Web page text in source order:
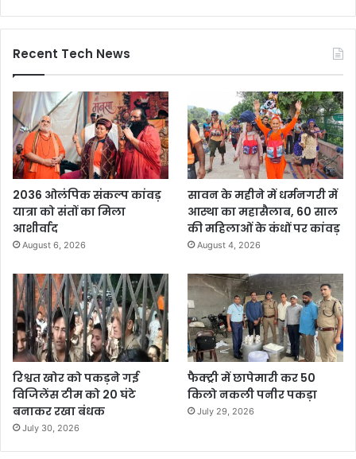
Recent Tech News
2036 ओलंपिक संकल्प कांवड़
यात्रा को संतों का मिला
आशीर्वाद
August 6, 2026
सावन के महीने में धर्मनगरी में
आस्था का महासैलाब, 60 साल
की महिलाओं के कंधों पर कांवड़
August 4, 2026
रिश्वत खोर को पकड़ने गई
विजिलेंस टीम को 20 घंटे
बनाकर रखा बंधक
July 30, 2026
फैक्ट्री में छापेमारी कर 50
किलो नकली पनीर पकड़ा
July 29, 2026